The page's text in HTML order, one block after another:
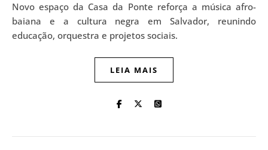
Novo espaço da Casa da Ponte reforça a música afro-
baiana e a cultura negra em Salvador, reunindo
educação, orquestra e projetos sociais.
LEIA MAIS